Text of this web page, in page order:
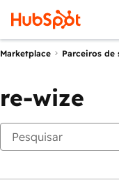
Marketplace Parceiros de
re-wize